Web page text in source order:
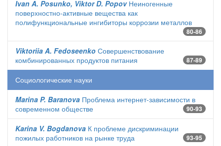
Ivan A. Posunko, Viktor D. PopovНеиногенные
поверхностно-активные вещества как
полифункциональные ингибиторы коррозии металлов
80-86
Viktoriia A. Fedoseenko Совершенствование
комбинированных продуктов питания
87-89
Социологические науки
Marina P. Baranova Проблема интернет-зависимости в
современном обществе
90-93
Karina V. Bogdanova К проблеме дискриминации
пожилых работников на рынке труда
93-95